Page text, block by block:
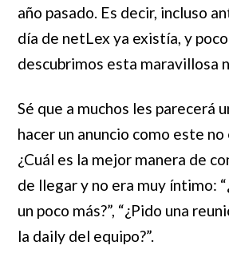
año pasado. Es decir, incluso
día de netLex ya existía, y
descubrimos esta maravillosa
Sé que a muchos les parecerá
hacer un anuncio como este
¿Cuál es la mejor manera de
de llegar y no era muy íntimo:
un poco más?”, “¿Pido una
la daily del equipo?”.